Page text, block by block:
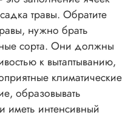
травы. Обратите
нужно брать
сорта. Они должны
к вытаптыванию,
климатические
образовывать
иметь интенсивный